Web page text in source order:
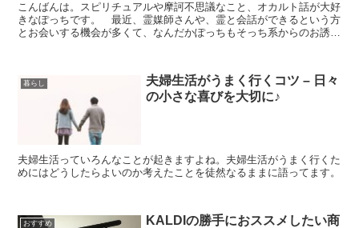
こんばんは。スピリチュアルや摩訶不思議なこと、オカルト話が大好
きなぽっちです。 最近、霊媒師さんや、霊と会話ができるという方
とお会いする機会が多くて、なんだかぽっちもそっち系からのお誘い
暮らし
夫婦生活がうまく行くコツ – 日々
の小さな喜びを大切に♪
夫婦生活っていろんなことが起きますよね。夫婦生活がうまく行くた
めにはどうしたらよいのか考えたことを徒然なるままに語ってます。
おすすめ
KALDIの勝手におススメしたい商